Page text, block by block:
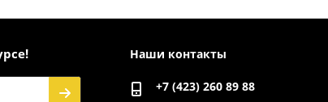
Наши контакты
+7 (423) 260 89 88